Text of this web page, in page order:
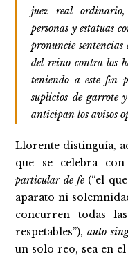
juez real
personas y estatuas
pronuncie sentencias
del reino contra los
teniendo a este fin
suplicios de garrote
anticipan los avisos
Llorente distinguía,
que se celebra
particular de fe(“el
aparato ni
concurren todas
respetables”),auto
un solo reo, sea en